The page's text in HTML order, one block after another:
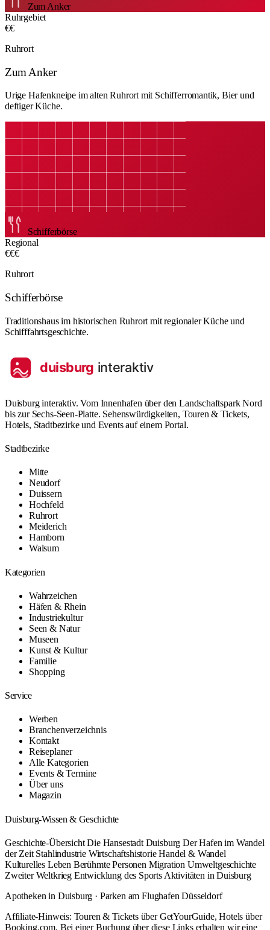
Zum Anker
Ruhrgebiet
€€
Ruhrort
Zum Anker
Urige Hafenkneipe im alten Ruhrort mit Schifferromantik, Bier und
deftiger Küche.
Schifferbörse
Regional
€€€
Ruhrort
Schifferbörse
Traditionshaus im historischen Ruhrort mit regionaler Küche und
Schifffahrtsgeschichte.
Duisburg interaktiv. Vom Innenhafen über den Landschaftspark Nord
bis zur Sechs-Seen-Platte. Sehenswürdigkeiten, Touren & Tickets,
Hotels, Stadtbezirke und Events auf einem Portal.
Stadtbezirke
Mitte
Neudorf
Duissern
Hochfeld
Ruhrort
Meiderich
Hamborn
Walsum
Kategorien
Wahrzeichen
Häfen & Rhein
Industriekultur
Seen & Natur
Museen
Kunst & Kultur
Familie
Shopping
Service
Werben
Branchenverzeichnis
Kontakt
Reiseplaner
Alle Kategorien
Events & Termine
Über uns
Magazin
Duisburg-Wissen & Geschichte
Geschichte-Übersicht Die Hansestadt Duisburg Der Hafen im Wandel
der Zeit Stahlindustrie Wirtschaftshistorie Handel & Wandel
Kulturelles Leben Berühmte Personen Migration Umweltgeschichte
Zweiter Weltkrieg Entwicklung des Sports Aktivitäten in Duisburg
Apotheken in Duisburg · Parken am Flughafen Düsseldorf
Affiliate-Hinweis: Touren & Tickets über GetYourGuide, Hotels über
Booking.com. Bei einer Buchung über diese Links erhalten wir eine